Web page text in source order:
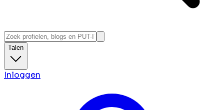
Talen
Inloggen